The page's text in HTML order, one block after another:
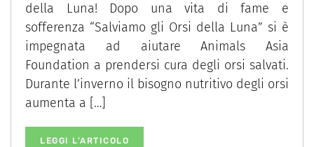
della Luna! Dopo una vita di fame e
sofferenza “Salviamo gli Orsi della Luna” si è
impegnata ad aiutare Animals Asia
Foundation a prendersi cura degli orsi salvati.
Durante l’inverno il bisogno nutritivo degli orsi
aumenta a […]
LEGGI L’ARTICOLO